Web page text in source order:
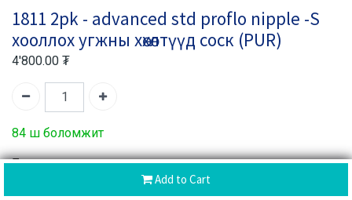
Add to Cart
1811 2pk - advanced std proflo nipple -S
хооллох угжны хөхөлтүүд соск (PUR)
4'800.00 ₮
84 ш боломжит
Барааны код: 600548
Хүнсний нэмэлт, Гоо сайхан